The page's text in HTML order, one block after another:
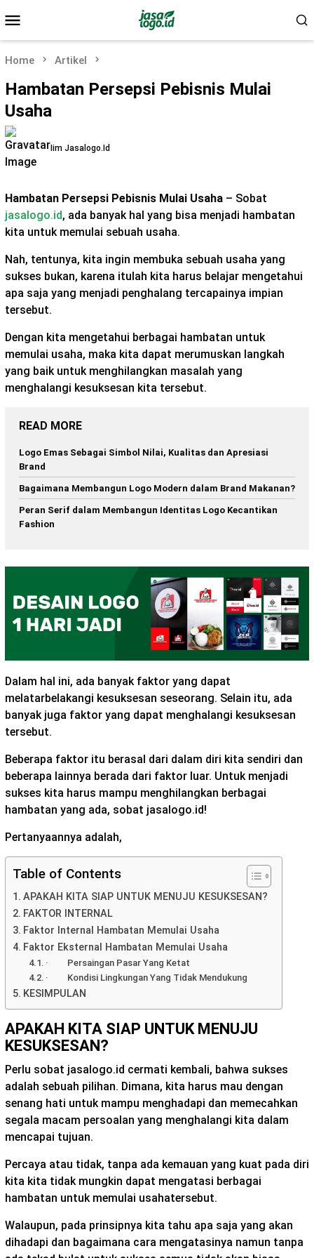
to
contentMenu
Home Artikel
Hambatan Persepsi Pebisnis Mulai
Usaha
Iim Jasalogo.id
Hambatan Persepsi Pebisnis Mulai Usaha – Sobat
jasalogo.id, ada banyak hal yang bisa menjadi hambatan
kita untuk memulai sebuah usaha.
Nah, tentunya, kita ingin membuka sebuah usaha yang
sukses bukan, karena itulah kita harus belajar mengetahui
apa saja yang menjadi penghalang tercapainya impian
tersebut.
Dengan kita mengetahui berbagai hambatan untuk
memulai usaha, maka kita dapat merumuskan langkah
yang baik untuk menghilangkan masalah yang
menghalangi kesuksesan kita tersebut.
READ MORE
Logo Emas Sebagai Simbol Nilai, Kualitas dan Apresiasi
Brand
Bagaimana Membangun Logo Modern dalam Brand Makanan?
Peran Serif dalam Membangun Identitas Logo Kecantikan
Fashion
Dalam hal ini, ada banyak faktor yang dapat
melatarbelakangi kesuksesan seseorang. Selain itu, ada
banyak juga faktor yang dapat menghalangi kesuksesan
tersebut.
Beberapa faktor itu berasal dari dalam diri kita sendiri dan
beberapa lainnya berada dari faktor luar. Untuk menjadi
sukses kita harus mampu menghilangkan berbagai
hambatan yang ada, sobat jasalogo.id!
Pertanyaannya adalah,
Table of Contents
APAKAH KITA SIAP UNTUK MENUJU KESUKSESAN?
FAKTOR INTERNAL
Faktor Internal Hambatan Memulai Usaha
Faktor Eksternal Hambatan Memulai Usaha
· Persaingan Pasar Yang Ketat
· Kondisi Lingkungan Yang Tidak Mendukung
KESIMPULAN
APAKAH KITA SIAP UNTUK MENUJU
KESUKSESAN?
Perlu sobat jasalogo.id cermati kembali, bahwa sukses
adalah sebuah pilihan. Dimana, kita harus mau dengan
senang hati untuk mampu menghadapi dan memecahkan
segala macam persoalan yang menghalangi kita dalam
mencapai tujuan.
Percaya atau tidak, tanpa ada kemauan yang kuat pada diri
kita kita tidak mungkin dapat mengatasi berbagai
hambatan untuk memulai usahatersebut.
Walaupun, pada prinsipnya kita tahu apa saja yang akan
dihadapi dan bagaimana cara mengatasinya namun tanpa